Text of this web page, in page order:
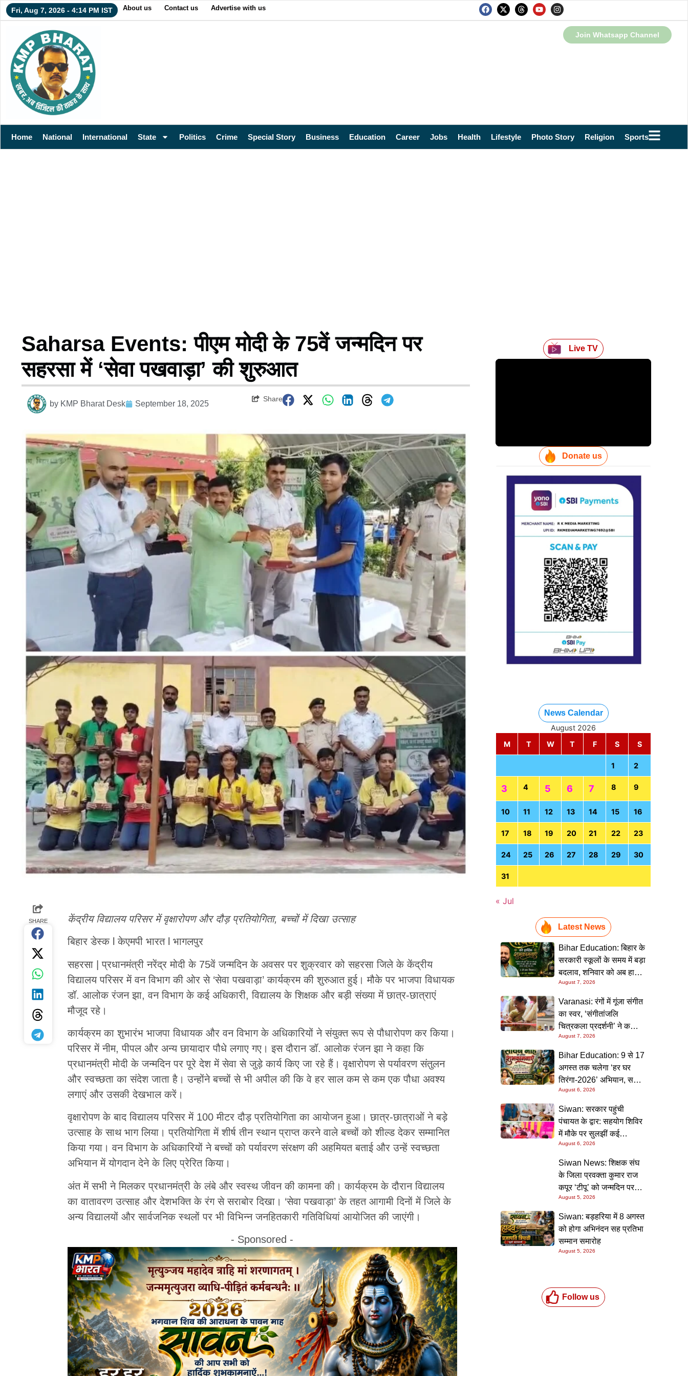
Fri, Aug 7, 2026 - 4:14 PM IST About us Contact us Advertise with us
Join Whatsapp Channel
Home National International State Politics Crime Special Story Business Education Career Jobs Health Lifestyle Photo Story Religion Sports
Saharsa Events: पीएम मोदी के 75वें जन्मदिन पर
सहरसा में ‘सेवा पखवाड़ा’ की शुरुआत
by KMP Bharat Desk September 18, 2025
Share
SHARE केंद्रीय विद्यालय परिसर में वृक्षारोपण और दौड़ प्रतियोगिता, बच्चों में दिखा उत्साह
बिहार डेस्क l केएमपी भारत l भागलपुर
सहरसा | प्रधानमंत्री नरेंद्र मोदी के 75वें जन्मदिन के अवसर पर शुक्रवार को सहरसा जिले के केंद्रीय
विद्यालय परिसर में वन विभाग की ओर से ‘सेवा पखवाड़ा’ कार्यक्रम की शुरुआत हुई। मौके पर भाजपा विधायक
डॉ. आलोक रंजन झा, वन विभाग के कई अधिकारी, विद्यालय के शिक्षक और बड़ी संख्या में छात्र-छात्राएं
मौजूद रहे।
कार्यक्रम का शुभारंभ भाजपा विधायक और वन विभाग के अधिकारियों ने संयुक्त रूप से पौधारोपण कर किया।
परिसर में नीम, पीपल और अन्य छायादार पौधे लगाए गए। इस दौरान डॉ. आलोक रंजन झा ने कहा कि
प्रधानमंत्री मोदी के जन्मदिन पर पूरे देश में सेवा से जुड़े कार्य किए जा रहे हैं। वृक्षारोपण से पर्यावरण संतुलन
और स्वच्छता का संदेश जाता है। उन्होंने बच्चों से भी अपील की कि वे हर साल कम से कम एक पौधा अवश्य
लगाएं और उसकी देखभाल करें।
वृक्षारोपण के बाद विद्यालय परिसर में 100 मीटर दौड़ प्रतियोगिता का आयोजन हुआ। छात्र-छात्राओं ने बड़े
उत्साह के साथ भाग लिया। प्रतियोगिता में शीर्ष तीन स्थान प्राप्त करने वाले बच्चों को शील्ड देकर सम्मानित
किया गया। वन विभाग के अधिकारियों ने बच्चों को पर्यावरण संरक्षण की अहमियत बताई और उन्हें स्वच्छता
अभियान में योगदान देने के लिए प्रेरित किया।
अंत में सभी ने मिलकर प्रधानमंत्री के लंबे और स्वस्थ जीवन की कामना की। कार्यक्रम के दौरान विद्यालय
का वातावरण उत्साह और देशभक्ति के रंग से सराबोर दिखा। ‘सेवा पखवाड़ा’ के तहत आगामी दिनों में जिले के
अन्य विद्यालयों और सार्वजनिक स्थलों पर भी विभिन्न जनहितकारी गतिविधियां आयोजित की जाएंगी।
- Sponsored -
Live TV
Donate us
News Calendar
August 2026
M
T W T F S S
1 2
3 4 5 6 7 8 9
10 11 12 13 14 15 16
17 18 19 20 21 22 23
24 25 26 27 28 29 30
31
« Jul
Latest News
Bihar Education: बिहार के
सरकारी स्कूलों के समय में बड़ा
बदलाव, शनिवार को अब हाफ
डे रहेगा विद्यालय
August 7, 2026
Varanasi: रंगों में गूंजा संगीत
का स्वर, ‘संगीतांजलि
चित्रकला प्रदर्शनी’ ने कला
प्रेमियों को किया मंत्रमुग्ध
August 7, 2026
Bihar Education: 9 से 17
अगस्त तक चलेगा ‘हर घर
तिरंगा-2026’ अभियान, सभी
स्कूलों को दिए गए विस्तृत
निर्देश
August 6, 2026
Siwan: सरकार पहुंची
पंचायत के द्वार: सहयोग शिविर
में मौके पर सुलझीं कई
समस्याएं, 30 दिन में समाधान
की गारंटी
August 6, 2026
Siwan News: शिक्षक संघ
के जिला प्रवक्ता कुमार राज
कपूर ‘टीपू’ को जन्मदिन पर
मिली शुभकामनाओं की सौगात
August 5, 2026
Siwan: बड़हरिया में 8 अगस्त
को होगा अभिनंदन सह प्रतिभा
सम्मान समारोह
August 5, 2026
Follow us